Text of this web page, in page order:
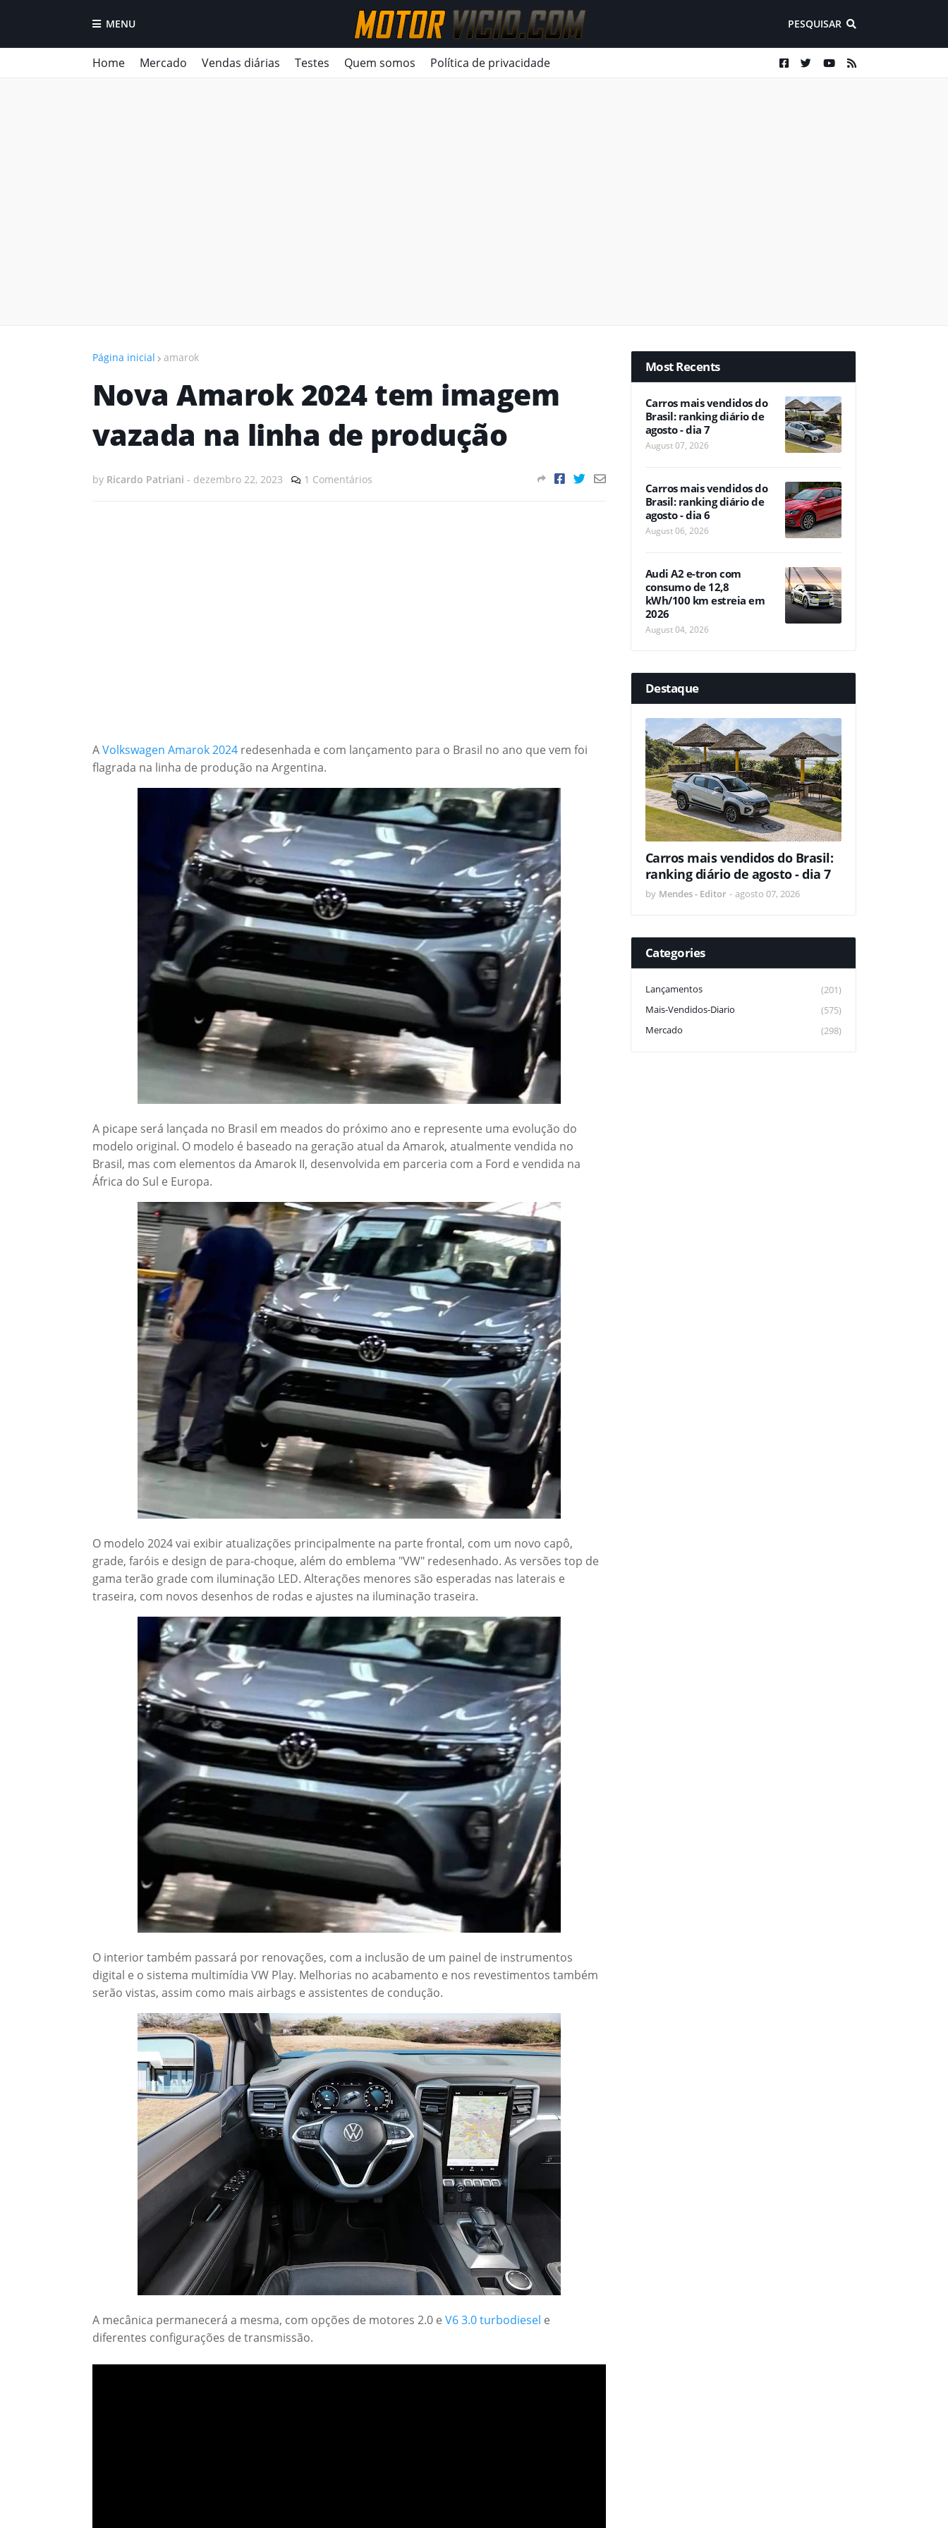
MENU PESQUISAR
Home Mercado Vendas diárias Testes Quem somos Política de privacidade
Página inicial amarok
Nova Amarok 2024 tem imagem
vazada na linha de produção
by Ricardo Patriani - dezembro 22, 2023 1 Comentários
AVolkswagen Amarok 2024redesenhada e com lançamento para o Brasil no ano que vem foi
flagrada na linha de produção na Argentina.
A picape será lançada no Brasil em meados do próximo ano e represente uma evolução do
modelo original. O modelo é baseado na geração atual da Amarok, atualmente vendida no
Brasil, mas com elementos da Amarok II, desenvolvida em parceria com a Ford e vendida na
África do Sul e Europa.
O modelo 2024 vai exibir atualizações principalmente na parte frontal, com um novo capô,
grade, faróis e design de para-choque, além do emblema "VW" redesenhado. As versões top de
gama terão grade com iluminação LED. Alterações menores são esperadas nas laterais e
traseira, com novos desenhos de rodas e ajustes na iluminação traseira.
O interior também passará por renovações, com a inclusão de um painel de instrumentos
digital e o sistema multimídia VW Play. Melhorias no acabamento e nos revestimentos também
serão vistas, assim como mais airbags e assistentes de condução.
A mecânica permanecerá a mesma, com opções de motores 2.0 e V6 3.0 turbodiesel e
diferentes configurações de transmissão.
Most Recents
Carros mais vendidos do
Brasil: ranking diário de
agosto - dia 7
August 07, 2026
Carros mais vendidos do
Brasil: ranking diário de
agosto - dia 6
August 06, 2026
Audi A2 e-tron com
consumo de 12,8
kWh/100 km estreia em
2026
August 04, 2026
Destaque
Carros mais vendidos do Brasil:
ranking diário de agosto - dia 7
by Mendes - Editor - agosto 07, 2026
Categories
Lançamentos
(201)
Mais-Vendidos-Diario
(575)
Mercado
(298)